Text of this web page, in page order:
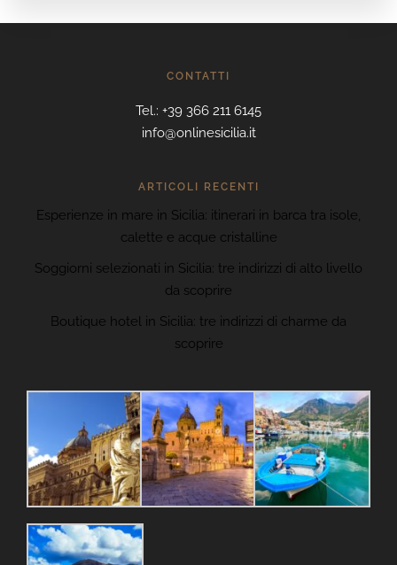
CONTATTI
Tel.: +39 366 211 6145
info@onlinesicilia.it
ARTICOLI RECENTI
Esperienze in mare in Sicilia: itinerari in barca tra isole,
calette e acque cristalline
Soggiorni selezionati in Sicilia: tre indirizzi di alto livello
da scoprire
Boutique hotel in Sicilia: tre indirizzi di charme da
scoprire